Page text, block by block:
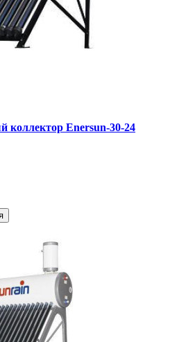
коллектор Enersun-30-24